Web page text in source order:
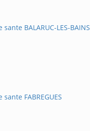
BALARUC-LES-BAINS
FABREGUES